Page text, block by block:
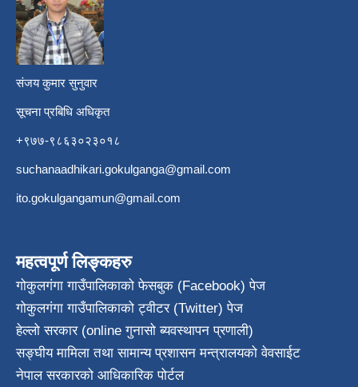
संजय कुमार सुनुवार
सूचना प्रबिधि अधिकृत
+९७७-९८६३०२३०१८
suchanaadhikari.gokulganga@gmail.com
ito.gokulgangamun@gmail.com
महत्वपूर्ण लिङ्कहरु
गोकुलगंगा गाउँपालिकाको फेसबुक (Facebook) पेज
गोकुलगंगा गाउँपालिकाको ट्वीटर (Twitter) पेज
हेल्लो सरकार (online गुनासो ब्यवस्थापन प्रणाली)
सङ्घीय मामिला तथा सामान्य प्रशासन मन्त्रालयको वेवसाईट
नेपाल सरकारको आधिकारिक पोर्टल